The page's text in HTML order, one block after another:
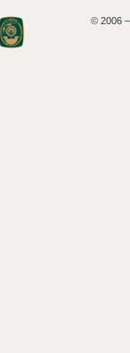
© 2006